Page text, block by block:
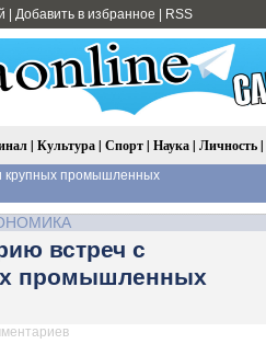
Добавить в избранное RSS
| Культура| Спорт| Наука| Личность|
крупных промышленных
встреч с
промышленных